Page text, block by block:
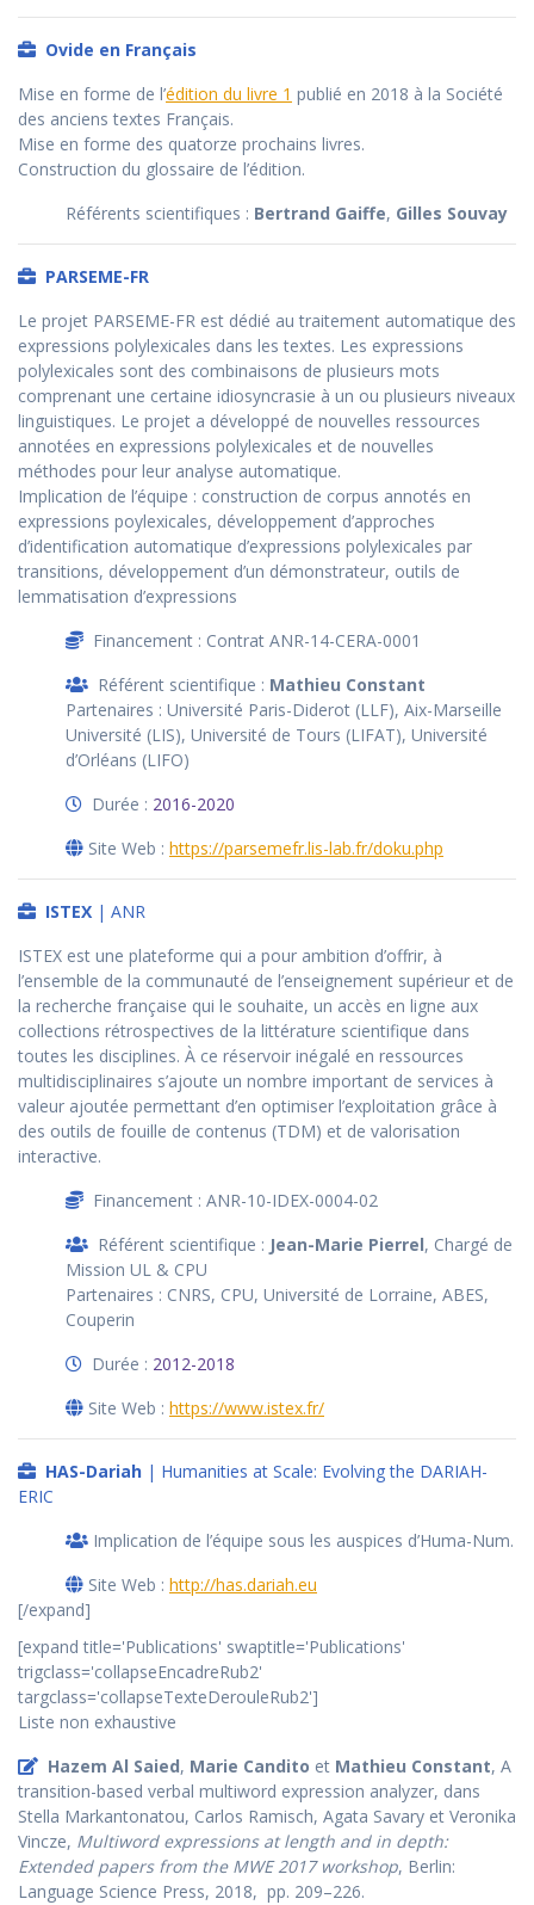
Ovide en Français
Mise en forme de l’édition du livre 1 publié en 2018 à la Société
des anciens textes Français.
Mise en forme des quatorze prochains livres.
Construction du glossaire de l’édition.
Référents scientifiques : Bertrand Gaiffe, Gilles Souvay
PARSEME-FR
Le projet PARSEME-FR est dédié au traitement automatique des
expressions polylexicales dans les textes. Les expressions
polylexicales sont des combinaisons de plusieurs mots
comprenant une certaine idiosyncrasie à un ou plusieurs niveaux
linguistiques. Le projet a développé de nouvelles ressources
annotées en expressions polylexicales et de nouvelles
méthodes pour leur analyse automatique.
Implication de l’équipe : construction de corpus annotés en
expressions poylexicales, développement d’approches
d’identification automatique d’expressions polylexicales par
transitions, développement d’un démonstrateur, outils de
lemmatisation d’expressions
Financement : Contrat ANR-14-CERA-0001
Référent scientifique : Mathieu Constant
Partenaires : Université Paris-Diderot (LLF), Aix-Marseille
Université (LIS), Université de Tours (LIFAT), Université
d’Orléans (LIFO)
Durée : 2016-2020
Site Web : https://parsemefr.lis-lab.fr/doku.php
ISTEX | ANR
ISTEX est une plateforme qui a pour ambition d’offrir, à
l’ensemble de la communauté de l’enseignement supérieur et de
la recherche française qui le souhaite, un accès en ligne aux
collections rétrospectives de la littérature scientifique dans
toutes les disciplines. À ce réservoir inégalé en ressources
multidisciplinaires s’ajoute un nombre important de services à
valeur ajoutée permettant d’en optimiser l’exploitation grâce à
des outils de fouille de contenus (TDM) et de valorisation
interactive.
Financement : ANR-10-IDEX-0004-02
Référent scientifique : Jean-Marie Pierrel, Chargé de
Mission UL & CPU
Partenaires : CNRS, CPU, Université de Lorraine, ABES,
Couperin
Durée : 2012-2018
Site Web : https://www.istex.fr/
HAS-Dariah | Humanities at Scale: Evolving the DARIAH-
ERIC
Implication de l’équipe sous les auspices d’Huma-Num.
Site Web : http://has.dariah.eu
[/expand]
[expand title='Publications' swaptitle='Publications'
trigclass='collapseEncadreRub2'
targclass='collapseTexteDerouleRub2']
Liste non exhaustive
Hazem Al Saied, Marie Candito et Mathieu Constant, A
transition-based verbal multiword expression analyzer, dans
Stella Markantonatou, Carlos Ramisch, Agata Savary et Veronika
Vincze, Multiword expressions at length and in depth:
Extended papers from the MWE 2017 workshop, Berlin:
Language Science Press, 2018, pp. 209–226.